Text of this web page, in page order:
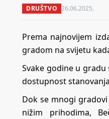
DRUŠTVO 26.06.2025.
Prema najnovijem
gradom na svijetu
Svake godine u
dostupnost
Dok se mnogi
nižim prihodima,